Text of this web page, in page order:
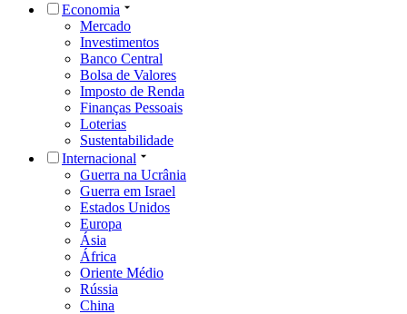
Economia
Mercado
Investimentos
Banco Central
Bolsa de Valores
Imposto de Renda
Finanças Pessoais
Loterias
Sustentabilidade
Internacional
Guerra na Ucrânia
Guerra em Israel
Estados Unidos
Europa
Ásia
África
Oriente Médio
Rússia
China